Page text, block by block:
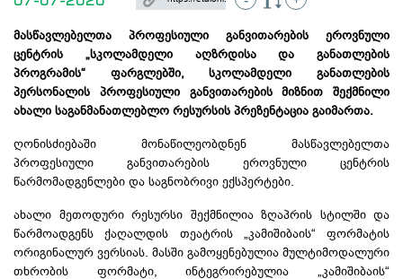
მასწავლებელთა პროფესიული განვითარების ეროვნული
ცენტრის „სკოლამდელი აღზრდისა და განათლების
პროგრამის“ ფარგლებში, სკოლამდელი განათლების
პერსონალის პროფესიული განვითარების მიზნით შექმნილი
ახალი საგანმანათლებლო რესურსის პრეზენტაცია გაიმართა.
ღონისძიებაში მონაწილეობდნენ მასწავლებელთა
პროფესიული განვითარების ეროვნული ცენტრის
წარმომადგენლები და საგნობრივი ექსპერტები.
ახალი მეთოდური რესურსი შექმნილია ზღაპრის სტილში და
წარმოადგენს ქაღალდის თეატრის „
კამიშიბაის“ ფორმატის
ორიგინალურ ვერსიას. მასში გამოყენებულია მულტიმოდალური
თხრობის ფორმატი, ინტეგრირებულია „
კამიშიბაის“